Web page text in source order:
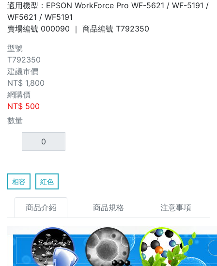
適用機型：EPSON WorkForce Pro WF-5621 / WF-5191 /
WF5621 / WF5191
賣場編號 000090 ｜ 商品編號 T792350
型號
T792350
建議市價
NT$ 1,800
網購價
NT$ 500
數量
相容 紅色
商品介紹 商品規格 注意事項